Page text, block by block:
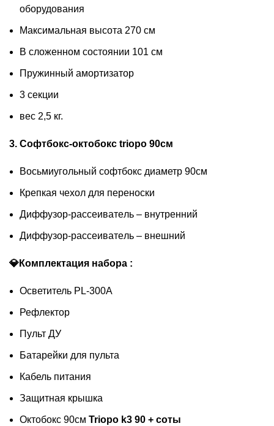
оборудования
Максимальная высота 270 см
В сложенном состоянии 101 см
Пружинный амортизатор
3 секции
вес 2,5 кг.
3. Софтбокс-октобокс triopo 90см
Вocьмиугольный софтбoкc диаметр 90см
Крепкая чехол для пeреноcки
Диффузор-pacceивaтeль – внутpенний
Диффузор-pacceивaтeль – внeшний
💎Комплектация набора :
Осветитель РL-300А
Рефлектор
Пульт ДУ
Батарейки для пульта
Кабель питания
Защитная крышка
Октобокс 90см Triopo k3 90 + соты